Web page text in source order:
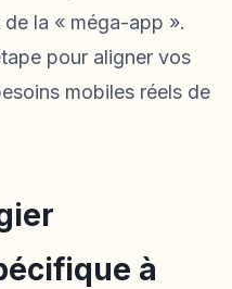
la « méga-app ».
pour aligner vos
mobiles réels de
à